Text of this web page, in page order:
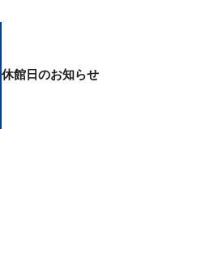
休館日のお知らせ